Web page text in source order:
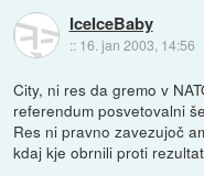
IceIceBaby
:: 16. jan 2003, 14:56
City, ni res da gremo v
referendum posvetovalni
Res ni pravno zavezujoč
kdaj kje obrnili proti